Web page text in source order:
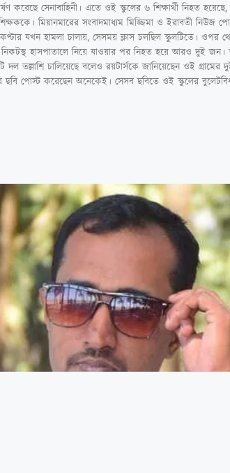
করেছে সেনাবাহিনী। এতে ওই স্কুলের ৬ শিক্ষার্থী নিহত
মিয়ানমারের সংবাদমাধ্যম মিজ্জিমা ও ইরাবতী নিউজ
যখন হামলা চালায়, সেসময় ক্লাস চলছিল স্কুলটিতে। ওপর
হাসপাতালে নিয়ে যাওয়ার পর নিহত হয়ে আরও দুই জন।
তল্লাশি চালিয়েছে বলেও রয়টার্সকে জানিয়েছেন ওই গ্রামের
ছবি পোস্ট করেছেন অনেকেই। সেসব ছবিতে ওই স্কুলের